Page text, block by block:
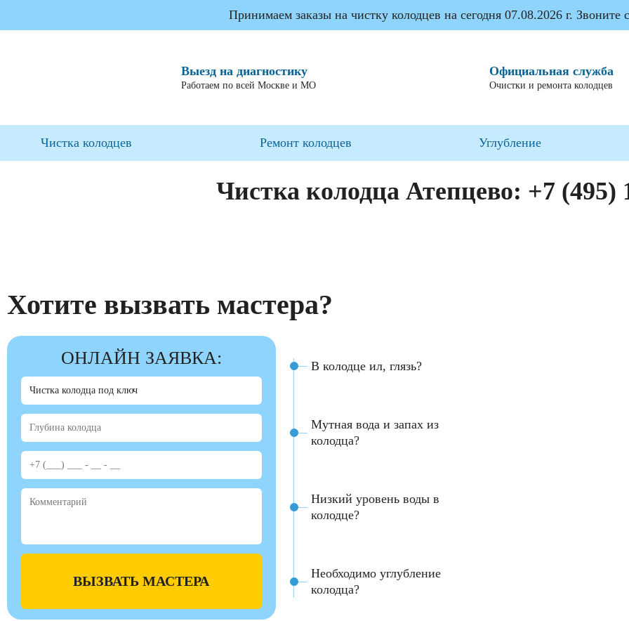
Принимаем заказы на чистку колодцев на сегодня 07.08.2026 г. Звоните
Выезд на диагностику
Работаем по всей Москве и МО
Официальная служба
Очистки и ремонта колодцев
Чистка колодцев Ремонт колодцев Углубление
Чистка колодца Атепцево: +7 (495)
Хотите вызвать мастера?
ОНЛАЙН ЗАЯВКА:
ВЫЗВАТЬ МАСТЕРА
В колодце ил, глязь?
Мутная вода и запах из
колодца?
Низкий уровень воды в
колодце?
Необходимо углубление
колодца?